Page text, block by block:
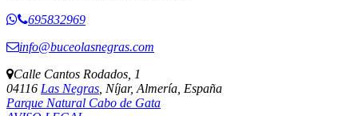
695832969
info@buceolasnegras.com
Calle Cantos Rodados, 1
04116 Las Negras , Níjar, Almería, España
Parque Natural Cabo de Gata